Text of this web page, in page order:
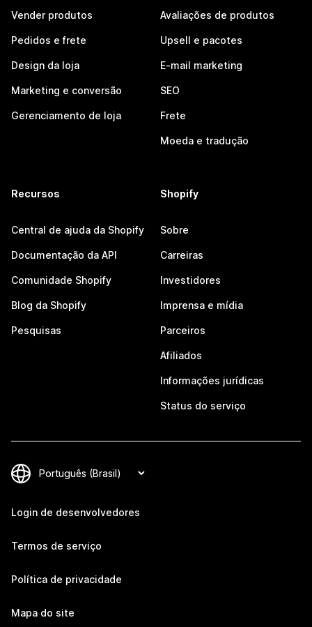
Vender produtos
Pedidos e frete
Design da loja
Marketing e conversão
Gerenciamento de loja
Avaliações de produtos
Upsell e pacotes
E-mail marketing
SEO
Frete
Moeda e tradução
Recursos
Central de ajuda da Shopify
Documentação da API
Comunidade Shopify
Blog da Shopify
Pesquisas
Shopify
Sobre
Carreiras
Investidores
Imprensa e mídia
Parceiros
Afiliados
Informações jurídicas
Status do serviço
Login de desenvolvedores
Termos de serviço
Política de privacidade
Mapa do site